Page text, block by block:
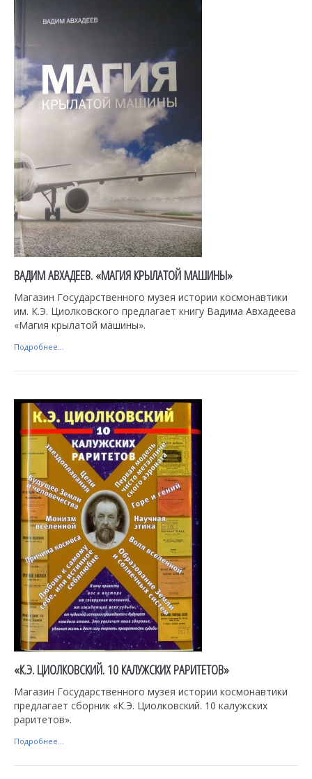
ВАДИМ АВХАДЕЕВ. «МАГИЯ КРЫЛАТОЙ МАШИНЫ»
Магазин Государственного музея истории космонавтики
им. К.Э. Циолковского предлагает книгу Вадима Авхадеева
«Магия крылатой машины».
Подробнее...
«К.Э. ЦИОЛКОВСКИЙ. 10 КАЛУЖСКИХ РАРИТЕТОВ»
Магазин Государственного музея истории космонавтики
предлагает сборник «К.Э. Циолковский. 10 калужских
раритетов».
Подробнее...